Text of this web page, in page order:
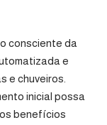
consciente da
e
e chuveiros.
inicial possa
benefícios